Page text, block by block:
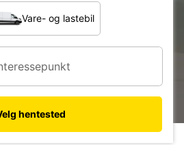
Vare- og lastebil
hentested